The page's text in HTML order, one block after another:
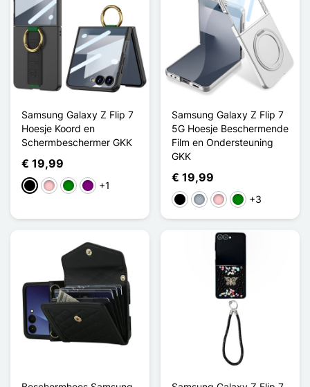
Samsung Galaxy Z Flip 7
Hoesje Koord en
Schermbeschermer GKK
€ 19,99
ZwartRozeGroenPurper
+1
Samsung Galaxy Z Flip 7
5G Hoesje Beschermende
Film en Ondersteuning
GKK
€ 19,99
ZwartGrijsRozeGroen
+3